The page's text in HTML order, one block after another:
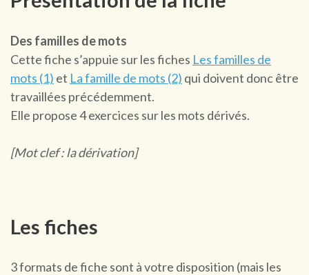
Des familles de mots
Cette fiche s’appuie sur les fiches Les familles de
mots (1) et La famille de mots (2) qui doivent donc être
travaillées précédemment.
Elle propose 4 exercices sur les mots dérivés.
[Mot clef : la dérivation]
Les fiches
3 formats de fiche sont à votre disposition (mais les